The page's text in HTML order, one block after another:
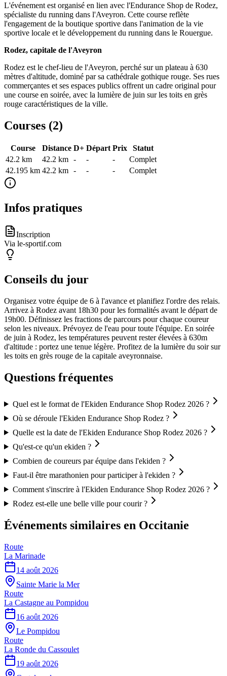
L'événement est organisé en lien avec l'Endurance Shop de Rodez,
spécialiste du running dans l'Aveyron. Cette course reflète
l'engagement de la boutique sportive dans l'animation de la vie
sportive locale et le développement du running dans le Rouergue.
Rodez, capitale de l'Aveyron
Rodez est le chef-lieu de l'Aveyron, perché sur un plateau à 630
mètres d'altitude, dominé par sa cathédrale gothique rouge. Ses rues
commerçantes et ses espaces publics offrent un cadre original pour
une course en soirée, avec la lumière de juin sur les toits en grès
rouge caractéristiques de la ville.
Courses (2)
Course Distance D+ Départ Prix
Statut
42.2 km
42.2 km - - -
Complet
42.195 km 42.2 km - - - Complet
Infos pratiques
Inscription
Via le-sportif.com
Conseils du jour
Organisez votre équipe de 6 à l'avance et planifiez l'ordre des relais.
Arrivez à Rodez avant 18h30 pour les formalités avant le départ de
19h00. Définissez les fractions de parcours pour chaque coureur
selon les niveaux. Prévoyez de l'eau pour toute l'équipe. En soirée
de juin à Rodez, les températures peuvent rester élevées à 630m
d'altitude : portez une tenue légère. Profitez de la lumière du soir sur
les toits en grès rouge de la capitale aveyronnaise.
Questions fréquentes
Quel est le format de l'Ekiden Endurance Shop Rodez 2026 ?
Où se déroule l'Ekiden Endurance Shop Rodez ?
Quelle est la date de l'Ekiden Endurance Shop Rodez 2026 ?
Qu'est-ce qu'un ekiden ?
Combien de coureurs par équipe dans l'ekiden ?
Faut-il être marathonien pour participer à l'ekiden ?
Comment s'inscrire à l'Ekiden Endurance Shop Rodez 2026 ?
Rodez est-elle une belle ville pour courir ?
Événements similaires en Occitanie
Route
La Marinade
14 août 2026
Sainte Marie la Mer
Route
La Castagne au Pompidou
16 août 2026
Le Pompidou
Route
La Ronde du Cassoulet
19 août 2026